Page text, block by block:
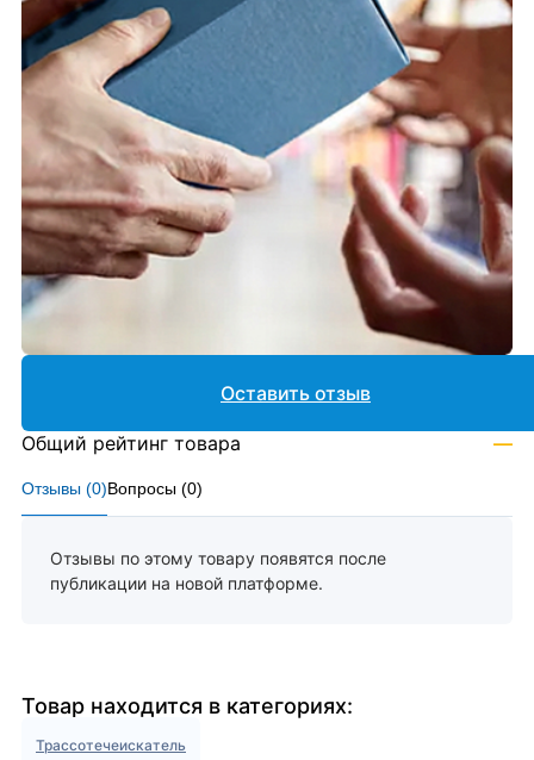
Отзывы (0)Вопросы (0)
Отзывы по этому товару появятся после
публикации на новой платформе.
Оставить отзыв
Общий рейтинг товара —
Товар находится в категориях:
Трассотечеискатель